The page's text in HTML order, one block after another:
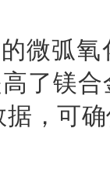
弧氧
了镁
，可